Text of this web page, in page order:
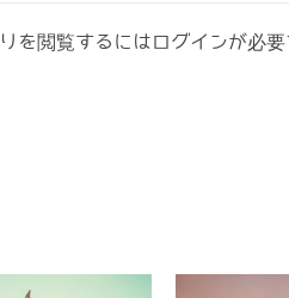
を閲覧するにはログインが必